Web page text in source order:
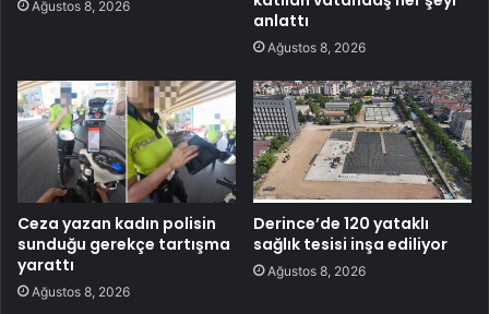
Ağustos 8, 2026
anlattı
Ağustos 8, 2026
Ceza yazan kadın polisin
sunduğu gerekçe tartışma
yarattı
Ağustos 8, 2026
Derince’de 120 yataklı
sağlık tesisi inşa ediliyor
Ağustos 8, 2026